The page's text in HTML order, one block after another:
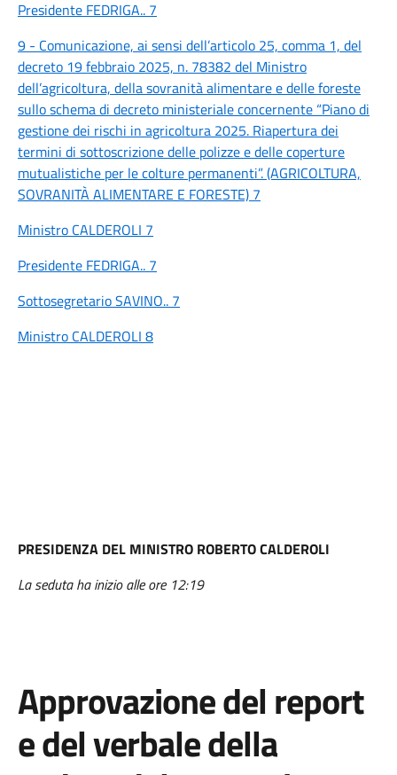
Presidente FEDRIGA.. 7
9 - Comunicazione, ai sensi dell’articolo 25, comma 1, del
decreto 19 febbraio 2025, n. 78382 del Ministro
dell’agricoltura, della sovranità alimentare e delle foreste
sullo schema di decreto ministeriale concernente “Piano di
gestione dei rischi in agricoltura 2025. Riapertura dei
termini di sottoscrizione delle polizze e delle coperture
mutualistiche per le colture permanenti”. (AGRICOLTURA,
SOVRANITÀ ALIMENTARE E FORESTE) 7
Ministro CALDEROLI 7
Presidente FEDRIGA.. 7
Sottosegretario SAVINO.. 7
Ministro CALDEROLI 8
PRESIDENZA DEL MINISTRO ROBERTO CALDEROLI
La seduta ha inizio alle ore 12:19
Approvazione del report
e del verbale della